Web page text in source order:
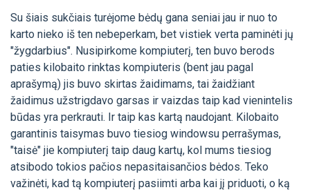
Su šiais sukčiais turėjome bėdų gana seniai jau ir nuo to
karto nieko iš ten nebeperkam, bet vistiek verta paminėti jų
"žygdarbius". Nusipirkome kompiuterį, ten buvo berods
paties kilobaito rinktas kompiuteris (bent jau pagal
aprašymą) jis buvo skirtas žaidimams, tai žaidžiant
žaidimus užstrigdavo garsas ir vaizdas taip kad vienintelis
būdas yra perkrauti. Ir taip kas kartą naudojant. Kilobaito
garantinis taisymas buvo tiesiog windowsu perrašymas,
"taisė" jie kompiuterį taip daug kartų, kol mums tiesiog
atsibodo tokios pačios nepasitaisančios bėdos. Teko
važinėti, kad tą kompiuterį pasiimti arba kai jį priduoti, o ką